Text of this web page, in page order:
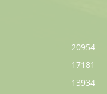
20954
17181
13934